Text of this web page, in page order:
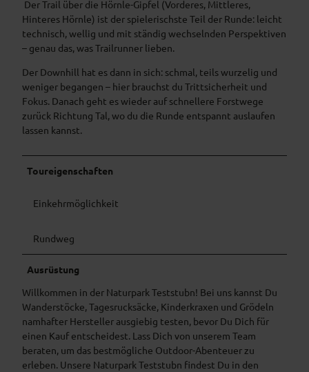
Der Trail über die Hörnle-Gipfel (Vorderes, Mittleres,
Hinteres Hörnle) ist der spielerischste Teil der Runde: leicht
technisch, wellig und mit ständig wechselnden Perspektiven
– genau das, was Trailrunner lieben.
Der Downhill hat es dann in sich: schmal, teils wurzelig und
weniger begangen – hier brauchst du Trittsicherheit und
Fokus. Danach geht es wieder auf schnellere Forstwege
zurück Richtung Tal, wo du die Runde entspannt auslaufen
lassen kannst.
Toureigenschaften
Einkehrmöglichkeit
Rundweg
Ausrüstung
Willkommen in der Naturpark Teststubn! Bei uns kannst Du
Wanderstöcke, Tagesrucksäcke, Kinderkraxen und Grödeln
namhafter Hersteller ausgiebig testen, bevor Du Dich für
einen Kauf entscheidest. Lass Dich von unserem Team
beraten, um das bestmögliche Outdoor-Abenteuer zu
erleben. Unsere Naturpark Teststubn findest Du in den